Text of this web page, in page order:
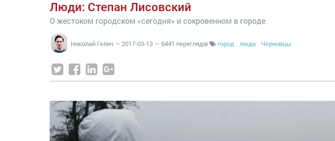
Люди: Степан Лисовский
О жестоком городском «сегодня» и сокровенном в городе
Николай Гелич — 2017-03-13 — 6441 переглядів город люди Черновцы